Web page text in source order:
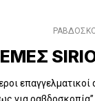
για ραβδοσκοπία”